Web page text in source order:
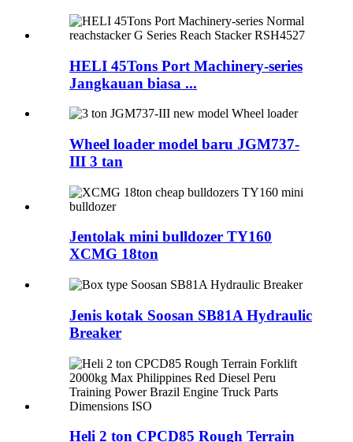
HELI 45Tons Port Machinery-series
Jangkauan biasa ...
Wheel loader model baru JGM737-
III 3 tan
Jentolak mini bulldozer TY160
XCMG 18ton
Jenis kotak Soosan SB81A Hydraulic
Breaker
Heli 2 ton CPCD85 Rough Terrain